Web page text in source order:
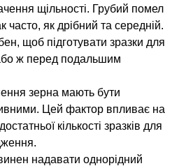
щільності. Грубий помел
часто, як дрібний та середній.
щоб підготувати зразки для
ж перед подальшим
зерна мають бути
Цей фактор впливає на
кількості зразків для
надавати однорідний